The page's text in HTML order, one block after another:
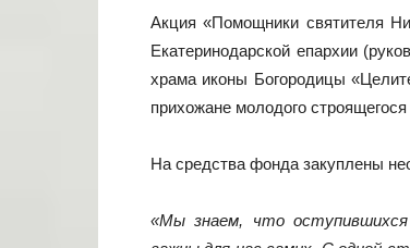
Акция «Помощники святителя
Екатеринодарской епархии
храма иконы Богородицы
прихожане молодого
На средства фонда закуплены
«Мы знаем, что оступившихся